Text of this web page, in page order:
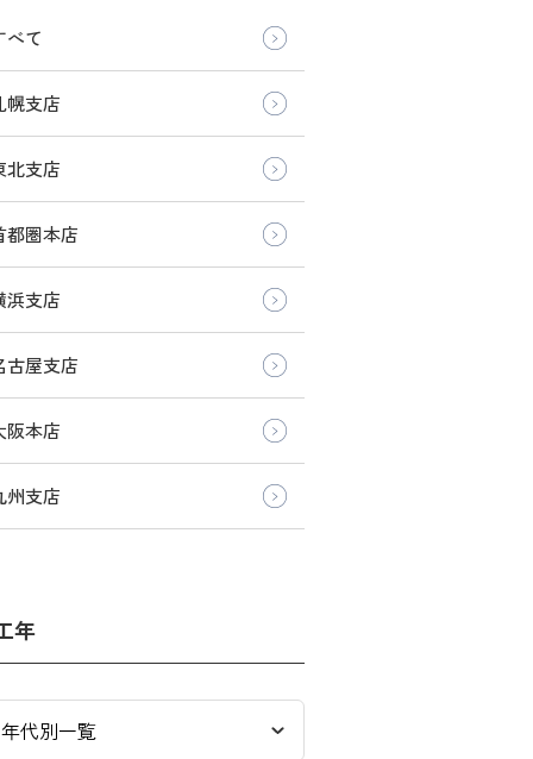
べて
幌支店
北支店
都圏本店
浜支店
古屋支店
阪本店
州支店
年